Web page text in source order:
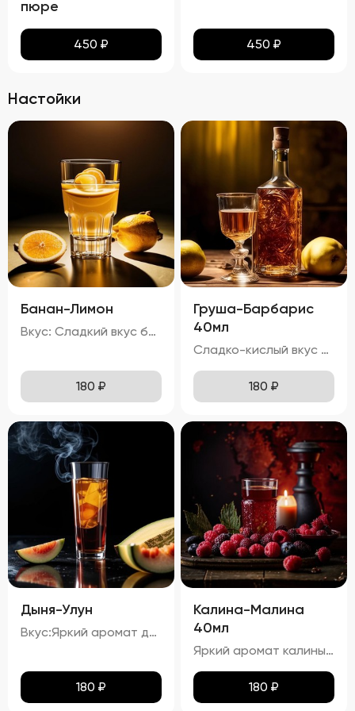
пюре
450 ₽ 450 ₽
Настойки
Банан-Лимон
Вкус: Сладкий вкус банана с легкой кислинкой лимона, молочный оттенок и характерный привкус водки. Запах: Аромат банана и лимона с нотками молока и алкоголя. 20%
180 ₽
Груша-Барбарис
40мл
Сладко-кислый вкус с преобладанием ноток груши и барбариса, с легкой горчинкой черного чая и карамельным оттенком тростникового сахара. Запах: Яркий аромат груши и барбариса с тонкими нотками черного чая. процент спирта в настойке "Груша-Барбарис" составляет приблизительно 29,74%.
180 ₽
Дыня-Улун
Вкус:Яркий аромат дыни с оттенками зеленого чая. процент спирта в настойке "Дыня-Улун" составляет приблизительно 34,67%.
180 ₽
Калина-Малина
40мл
Яркий аромат калины и малины с тонкими нотками карамели. процент спирта в настойке "Калина-Малина" составляет приблизительно 23,54%.
180 ₽